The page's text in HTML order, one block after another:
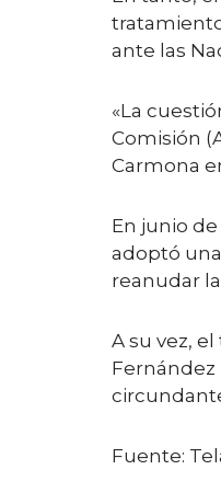
ante las
«La
Comisión
Carmona
En junio
adoptó
reanudar
A su vez,
Fernández
Fuente: